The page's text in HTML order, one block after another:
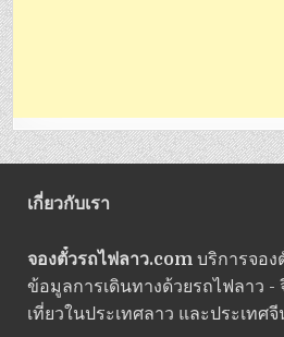
เกี่ยวกับเรา
จองตั๋วรถไฟลาว.com บริการจอง
ข้อมูลการเดินทางด้วยรถไฟลาว -
เที่ยวในประเทศลาว และประเทศจี